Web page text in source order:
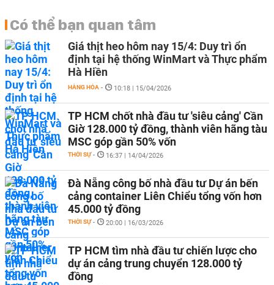
Có thể bạn quan tâm
Giá thịt heo hôm nay 15/4: Duy trì ổn
định tại hệ thống WinMart và Thực phẩm
Hà Hiền
HÀNG HÓA - 10:18 | 15/04/2026
TP HCM chốt nhà đầu tư 'siêu cảng' Cần
Giờ 128.000 tỷ đồng, thành viên hãng tàu
MSC góp gần 50% vốn
THỜI SỰ - 16:37 | 14/04/2026
Đà Nẵng công bố nhà đầu tư Dự án bến
cảng container Liên Chiểu tổng vốn hơn
45.000 tỷ đồng
THỜI SỰ - 20:00 | 16/03/2026
TP HCM tìm nhà đầu tư chiến lược cho
dự án cảng trung chuyển 128.000 tỷ
đồng